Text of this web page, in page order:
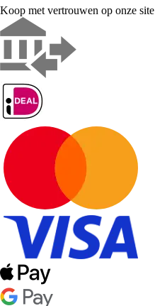
Koop met vertrouwen op onze site